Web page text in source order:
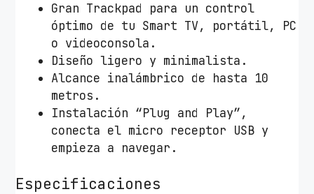
Gran Trackpad para un control
óptimo de tu Smart TV, portátil, PC
o videoconsola.
Diseño ligero y minimalista.
Alcance inalámbrico de hasta 10
metros.
Instalación “Plug and Play”,
conecta el micro receptor USB y
empieza a navegar.
Especificaciones